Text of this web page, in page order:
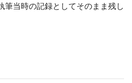
筆当時の記録としてそのまま残し